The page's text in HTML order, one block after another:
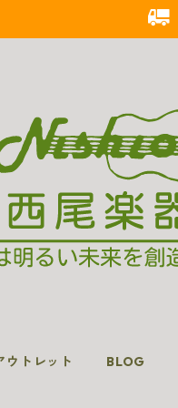
ウトレット BLOG